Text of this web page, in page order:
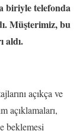
biriyle telefonda
Müşterimiz, bu
aldı.
açıkça ve
açıklamaları,
beklemesi